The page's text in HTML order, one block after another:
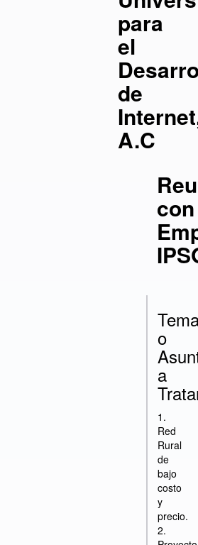
para
el
de
A.C
con
o
a
1.
Red
Rural
de
bajo
costo
y
precio.
2.